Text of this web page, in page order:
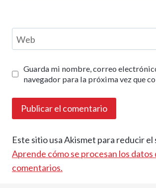
Web
Guarda mi nombre, correo
navegador para la próxima vez que
Este sitio usa Akismet para reducir el
Aprende cómo se procesan los datos
comentarios.